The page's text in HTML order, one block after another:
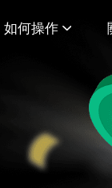
如何操作